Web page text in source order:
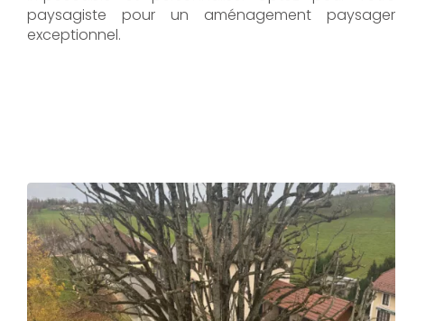
paysagiste pour un aménagement paysager
exceptionnel.